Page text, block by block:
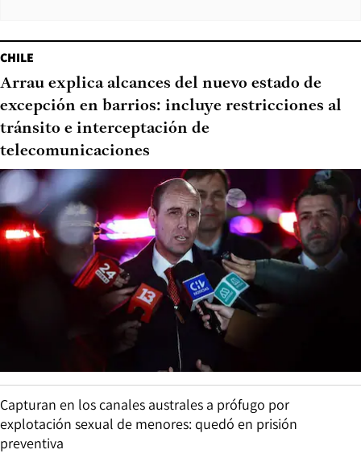
CHILE
Arrau explica alcances del nuevo estado de
excepción en barrios: incluye restricciones al
tránsito e interceptación de
telecomunicaciones
Capturan en los canales australes a prófugo por
explotación sexual de menores: quedó en prisión
preventiva